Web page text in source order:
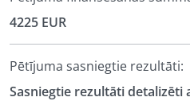
4225 EUR
Pētījuma sasniegtie rezultāti:
Sasniegtie rezultāti